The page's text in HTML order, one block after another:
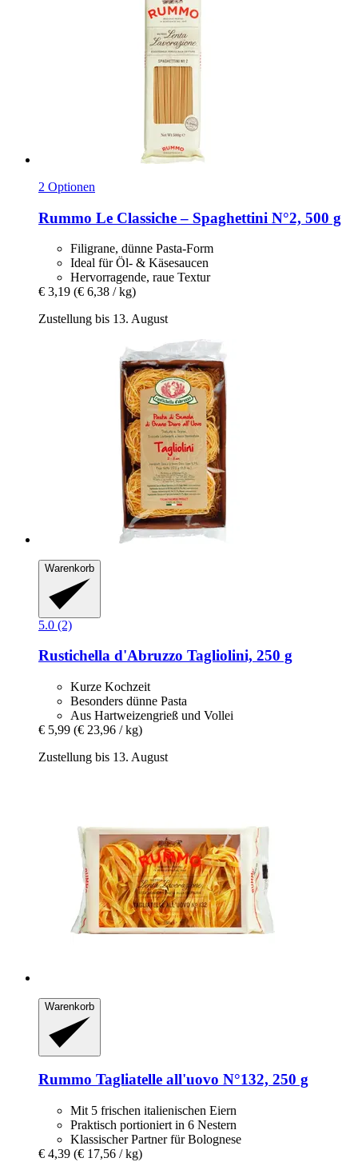
2 Optionen
Rummo Le Classiche – Spaghettini N°2, 500 g
Filigrane, dünne Pasta-Form
Ideal für Öl- & Käsesaucen
Hervorragende, raue Textur
€ 3,19 (€ 6,38 / kg)
Zustellung bis 13. August
Warenkorb
5.0 (2)
Rustichella d'Abruzzo Tagliolini, 250 g
Kurze Kochzeit
Besonders dünne Pasta
Aus Hartweizengrieß und Vollei
€ 5,99 (€ 23,96 / kg)
Zustellung bis 13. August
Warenkorb
Rummo Tagliatelle all'uovo N°132, 250 g
Mit 5 frischen italienischen Eiern
Praktisch portioniert in 6 Nestern
Klassischer Partner für Bolognese
€ 4,39 (€ 17,56 / kg)